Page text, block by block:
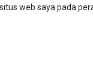
web saya pada